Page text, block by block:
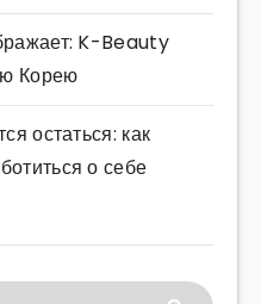
K-Beauty
Корею
остаться: как
о себе